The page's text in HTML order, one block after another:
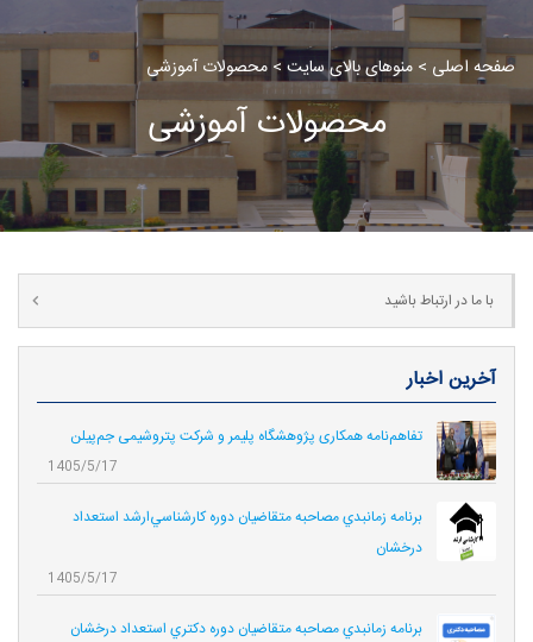
محصولات آموزشی
صفحه اصلی > منوهای بالای سایت > محصولات آموزشی
با ما در ارتباط باشید
آخرین اخبار
تفاهم‌نامه همکاری پژوهشگاه پلیمر و شرکت پتروشیمی جم‌پیلن
1405/5/17
برنامه زمانبدي مصاحبه متقاضيان دوره كارشناسي‌ارشد استعداد
درخشان
1405/5/17
برنامه زمانبدي مصاحبه متقاضيان دوره دكتري استعداد درخشان